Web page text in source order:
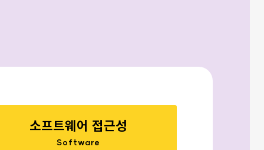
소프트웨어 접근성
Software